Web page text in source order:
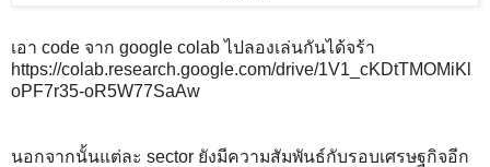
เอา code จาก google colab ไปลองเล่นกันได้จร้า
https://colab.research.google.com/drive/1V1_cKDtTMOMiKl
oPF7r35-oR5W77SaAw
นอกจากนั้นแต่ละ sector ยังมีความสัมพันธ์กับรอบเศรษฐกิจอีก